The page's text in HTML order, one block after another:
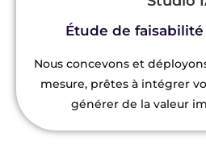
Étude de
Nous concevons et
mesure, prêtes à intégrer
générer de la valeur